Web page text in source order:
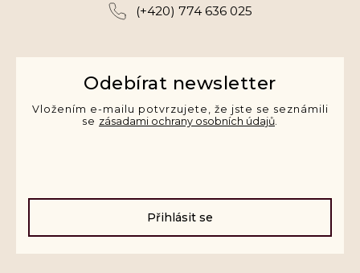
(+420) 774 636 025
Odebírat newsletter
Vložením e-mailu potvrzujete, že jste se seznámili
se zásadami ochrany osobních údajů
Přihlásit se